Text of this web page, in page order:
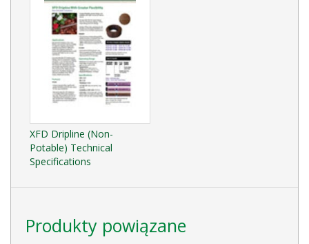
XFD Dripline (Non-
Potable) Technical
Specifications
Produkty powiązane